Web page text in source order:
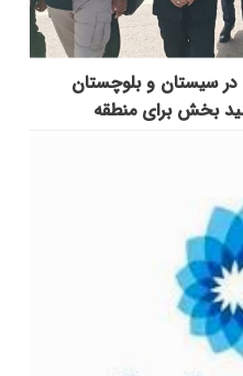
سیستان و بلوچستان
بخش برای منطقه